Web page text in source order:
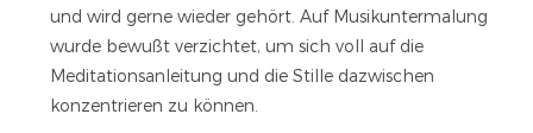
und wird gerne wieder gehört. Auf Musikuntermalung
wurde bewußt verzichtet, um sich voll auf die
Meditationsanleitung und die Stille dazwischen
konzentrieren zu können.